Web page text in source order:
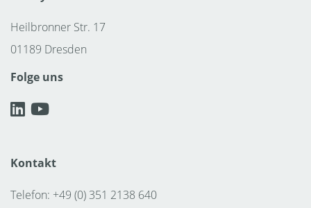
Heilbronner Str. 17
01189 Dresden
Folge uns
Kontakt
Telefon: +49 (0) 351 2138 640